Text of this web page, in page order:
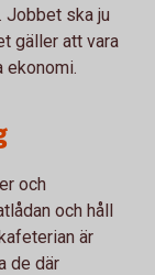
Jobbet ska ju
gäller att vara
ekonomi.
och
och håll
är
de där